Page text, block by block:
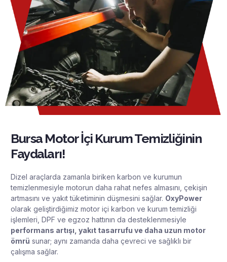
Bursa Motor İçi Kurum Temizliğinin
Faydaları!
Dizel araçlarda zamanla biriken karbon ve kurumun
temizlenmesiyle motorun daha rahat nefes almasını, çekişin
artmasını ve yakıt tüketiminin düşmesini sağlar. OxyPower
olarak geliştirdiğimiz motor içi karbon ve kurum temizliği
işlemleri, DPF ve egzoz hattının da desteklenmesiyle
performans artışı, yakıt tasarrufu ve daha uzun motor
ömrü sunar; aynı zamanda daha çevreci ve sağlıklı bir
çalışma sağlar.